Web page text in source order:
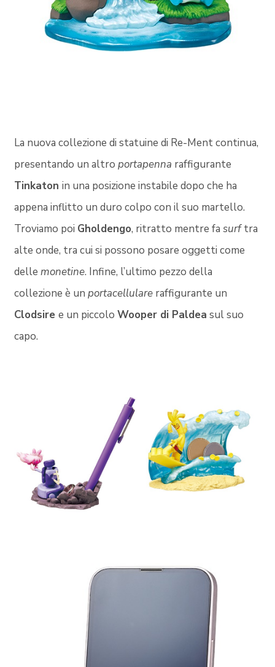
La nuova collezione di statuine di Re-Ment continua,
presentando un altro portapenna raffigurante
Tinkaton in una posizione instabile dopo che ha
appena inflitto un duro colpo con il suo martello.
Troviamo poi Gholdengo, ritratto mentre fa surftra
alte onde, tra cui si possono posare oggetti come
delle monetine. Infine, l’ultimo pezzo della
collezione è un portacellulare raffigurante un
Clodsire e un piccolo Wooper di Paldea sul suo
capo.